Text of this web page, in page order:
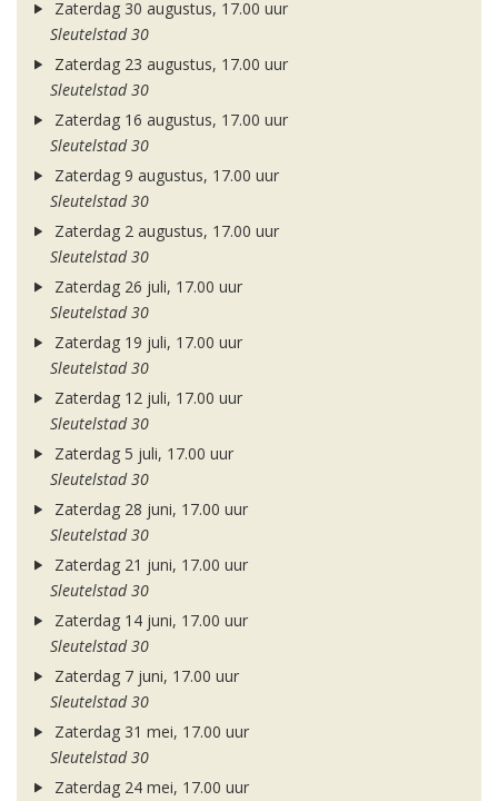
Zaterdag 30 augustus, 17.00 uur
Sleutelstad 30
Zaterdag 23 augustus, 17.00 uur
Sleutelstad 30
Zaterdag 16 augustus, 17.00 uur
Sleutelstad 30
Zaterdag 9 augustus, 17.00 uur
Sleutelstad 30
Zaterdag 2 augustus, 17.00 uur
Sleutelstad 30
Zaterdag 26 juli, 17.00 uur
Sleutelstad 30
Zaterdag 19 juli, 17.00 uur
Sleutelstad 30
Zaterdag 12 juli, 17.00 uur
Sleutelstad 30
Zaterdag 5 juli, 17.00 uur
Sleutelstad 30
Zaterdag 28 juni, 17.00 uur
Sleutelstad 30
Zaterdag 21 juni, 17.00 uur
Sleutelstad 30
Zaterdag 14 juni, 17.00 uur
Sleutelstad 30
Zaterdag 7 juni, 17.00 uur
Sleutelstad 30
Zaterdag 31 mei, 17.00 uur
Sleutelstad 30
Zaterdag 24 mei, 17.00 uur